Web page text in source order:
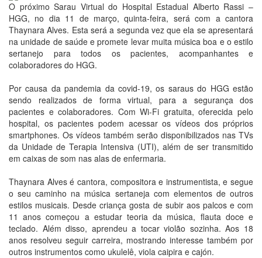
O próximo Sarau Virtual do Hospital Estadual Alberto Rassi –
HGG, no dia 11 de março, quinta-feira, será com a cantora
Thaynara Alves. Esta será a segunda vez que ela se apresentará
na unidade de saúde e promete levar muita música boa e o estilo
sertanejo para todos os pacientes, acompanhantes e
colaboradores do HGG.
Por causa da pandemia da covid-19, os saraus do HGG estão
sendo realizados de forma virtual, para a segurança dos
pacientes e colaboradores. Com Wi-Fi gratuita, oferecida pelo
hospital, os pacientes podem acessar os vídeos dos próprios
smartphones. Os vídeos também serão disponibilizados nas TVs
da Unidade de Terapia Intensiva (UTI), além de ser transmitido
em caixas de som nas alas de enfermaria.
Thaynara Alves é cantora, compositora e instrumentista, e segue
o seu caminho na música sertaneja com elementos de outros
estilos musicais. Desde criança gosta de subir aos palcos e com
11 anos começou a estudar teoria da música, flauta doce e
teclado. Além disso, aprendeu a tocar violão sozinha. Aos 18
anos resolveu seguir carreira, mostrando interesse também por
outros instrumentos como ukulelê, viola caipira e cajón.